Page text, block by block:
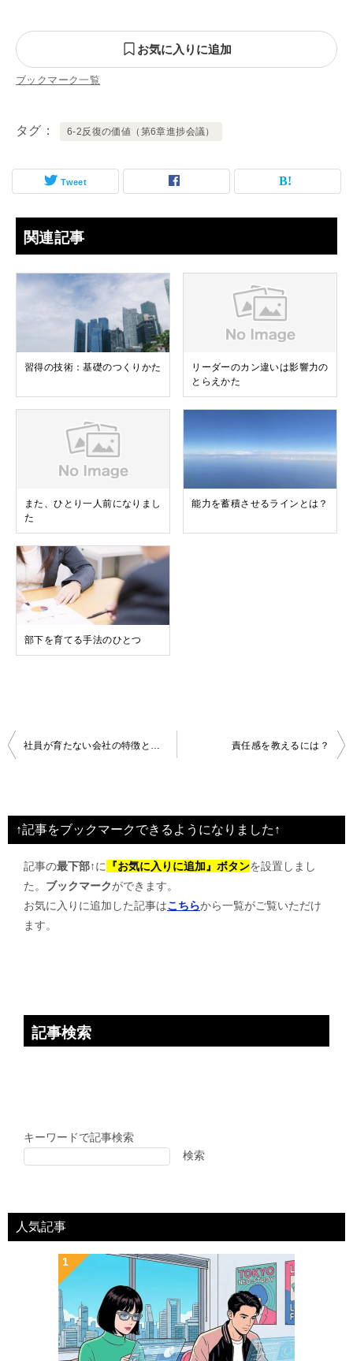
お気に入りに追加
ブックマーク一覧
タグ 6-2反復の価値（第6章進捗会議）
Tweet
関連記事
習得の技術：基礎のつくりかた
リーダーのカン違いは影響力の
とらえかた
また、ひとり一人前になりまし
た
能力を蓄積させるラインとは？
部下を育てる手法のひとつ
投
ビ
ゲ
責任感を教えるには？
↑記事をブックマークできるようになりました↑
記事の最下部↑に 『お気に入りに追加』ボタンを設置しまし
た。 ブックマークができます。
お気に入りに追加した記事はこちらから一覧がご覧いただけ
ます。
記事検索
キーワードで記事検索
検索
人気記事